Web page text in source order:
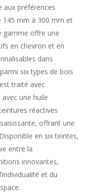
aux préférences
145 mm à 300 mm et
gamme offre une
en chevron et en
dans
six types de bois
traité avec
une huile
réactives
offrant une
en six teintes,
entre la
innovantes,
et du